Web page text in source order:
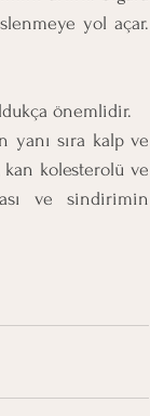
yol açar.
önemlidir.
yanı sıra kalp ve
kan kolesterolü ve
ve sindirimin